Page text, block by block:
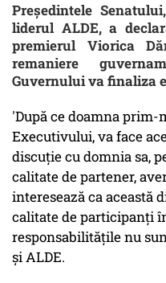
Preşedintele
liderul ALDE, a
premierul Viorica
remaniere
Guvernului va finaliza
'După ce doamna
Executivului, va face
discuţie cu domnia sa,
calitate de partener,
interesează ca această
calitate de participanţi
responsabilităţile nu
şi ALDE.